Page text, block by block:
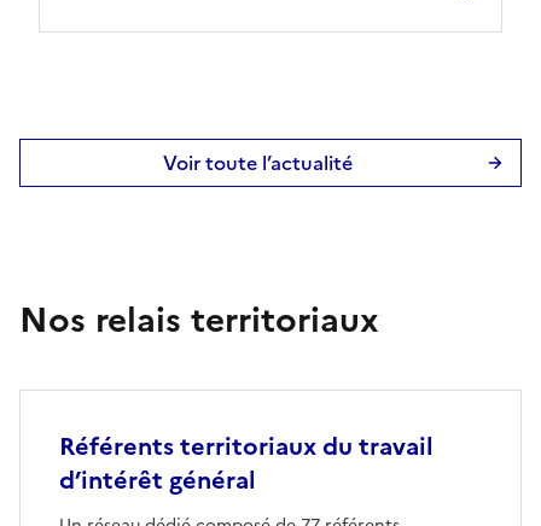
séminaire a été ouvert par Bruno Clément-
Voir toute l’actualité
Nos relais territoriaux
Référents territoriaux du travail
d’intérêt général